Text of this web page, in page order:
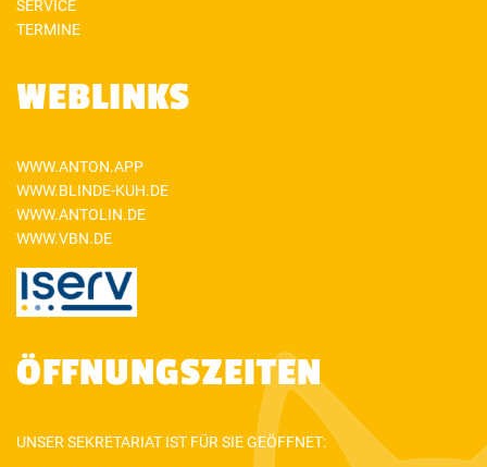
SERVICE
TERMINE
WEBLINKS
WWW.ANTON.APP
WWW.BLINDE-KUH.DE
WWW.ANTOLIN.DE
WWW.VBN.DE
ÖFFNUNGSZEITEN
UNSER SEKRETARIAT IST FÜR SIE GEÖFFNET: